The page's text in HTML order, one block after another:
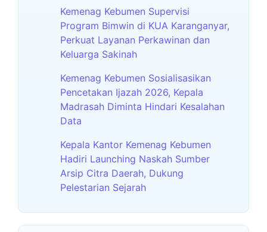
Kemenag Kebumen Supervisi
Program Bimwin di KUA Karanganyar,
Perkuat Layanan Perkawinan dan
Keluarga Sakinah
Kemenag Kebumen Sosialisasikan
Pencetakan Ijazah 2026, Kepala
Madrasah Diminta Hindari Kesalahan
Data
Kepala Kantor Kemenag Kebumen
Hadiri Launching Naskah Sumber
Arsip Citra Daerah, Dukung
Pelestarian Sejarah